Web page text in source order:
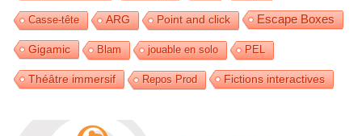
Casse-tête ARG Point and click Escape Boxes
Gigamic Blam jouable en solo PEL
Théâtre immersif Repos Prod Fictions interactives